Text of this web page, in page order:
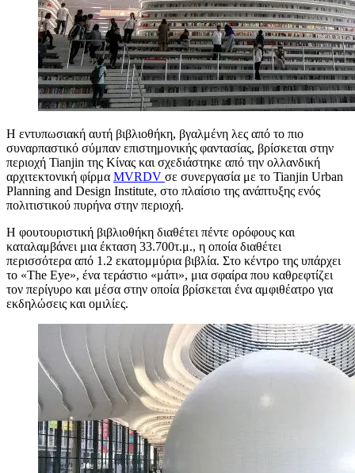
Η εντυπωσιακή αυτή βιβλιοθήκη, βγαλμένη λες από το πιο
συναρπαστικό σύμπαν επιστημονικής φαντασίας, βρίσκεται στην
περιοχή Tianjin της Κίνας και σχεδιάστηκε από την ολλανδική
αρχιτεκτονική φίρμα MVRDV σε συνεργασία με το Tianjin Urban
Planning and Design Institute, στο πλαίσιο της ανάπτυξης ενός
πολιτιστικού πυρήνα στην περιοχή.
Η φουτουριστική βιβλιοθήκη διαθέτει πέντε ορόφους και
καταλαμβάνει μια έκταση 33.700τ.μ., η οποία διαθέτει
περισσότερα από 1.2 εκατομμύρια βιβλία. Στο κέντρο της υπάρχει
το «The Eye», ένα τεράστιο «μάτι», μια σφαίρα που καθρεφτίζει
τον περίγυρο και μέσα στην οποία βρίσκεται ένα αμφιθέατρο για
εκδηλώσεις και ομιλίες.